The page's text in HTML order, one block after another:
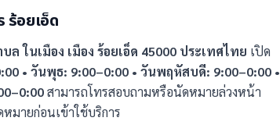
ร้อยเอ็ด
ในเมือง เมือง ร้อยเอ็ด 45000 ประเทศไทย เปิด
• วันพุธ: 9:00–0:00 • วันพฤหัสบดี: 9:00–0:00 •
สามารถโทรสอบถามหรือนัดหมายล่วงหน้า
มายก่อนเข้าใช้บริการ